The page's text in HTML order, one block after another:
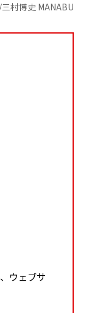
村博史 MANABU
ウェブサ